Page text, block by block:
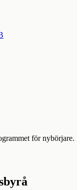
för nybörjare.